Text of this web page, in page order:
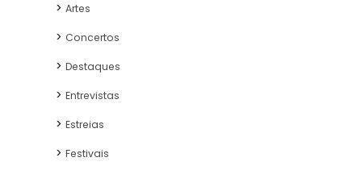
Artes
Concertos
Destaques
Entrevistas
Estreias
Festivais